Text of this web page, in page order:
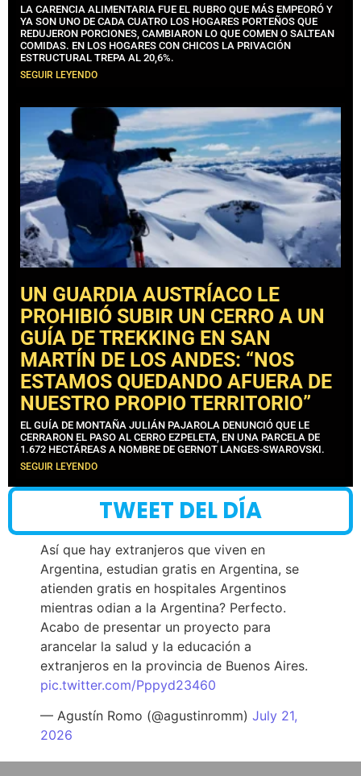
LA CARENCIA ALIMENTARIA FUE EL RUBRO QUE MÁS EMPEORÓ Y
YA SON UNO DE CADA CUATRO LOS HOGARES PORTEÑOS QUE
REDUJERON PORCIONES, CAMBIARON LO QUE COMEN O SALTEAN
COMIDAS. EN LOS HOGARES CON CHICOS LA PRIVACIÓN
ESTRUCTURAL TREPA AL 20,6%.
SEGUIR LEYENDO
UN GUARDIA AUSTRÍACO LE
PROHIBIÓ SUBIR UN CERRO A UN
GUÍA DE TREKKING EN SAN
MARTÍN DE LOS ANDES: “NOS
ESTAMOS QUEDANDO AFUERA DE
NUESTRO PROPIO TERRITORIO”
EL GUÍA DE MONTAÑA JULIÁN PAJAROLA DENUNCIÓ QUE LE
CERRARON EL PASO AL CERRO EZPELETA, EN UNA PARCELA DE
1.672 HECTÁREAS A NOMBRE DE GERNOT LANGES-SWAROVSKI.
SEGUIR LEYENDO
TWEET DEL DÍA
Así que hay extranjeros que viven en
Argentina, estudian gratis en Argentina, se
atienden gratis en hospitales Argentinos
mientras odian a la Argentina? Perfecto.
Acabo de presentar un proyecto para
arancelar la salud y la educación a
extranjeros en la provincia de Buenos Aires.
pic.twitter.com/Pppyd23460
— Agustín Romo (@agustinromm) July 21,
2026